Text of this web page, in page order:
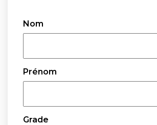
Nom
Prénom
Grade